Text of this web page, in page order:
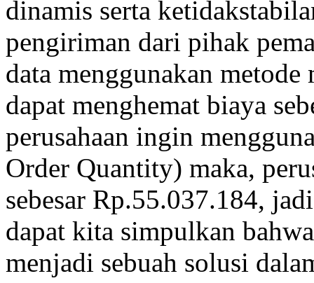
dinamis serta
pengiriman dari pihak
data menggunakan
dapat menghemat biaya
perusahaan ingin
Order Quantity) maka,
sebesar Rp.55.037.184,
dapat kita simpulkan
menjadi sebuah solusi